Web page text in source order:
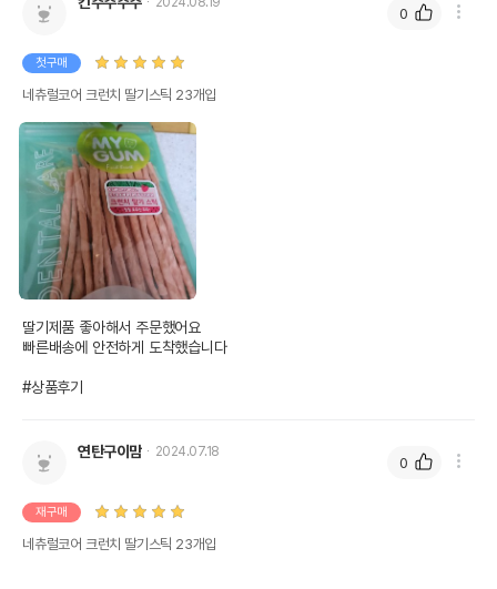
법에 의한 인증,허가 등을
경우 그에 대한 사항
제조국 또는 원산지
제조자,수입품의 경우
수입자를 함께 표기
AS책임자와 전화번호
또는 소비자상담 관련
유통기한
유통기한이 최소 2026.12.04이거나 그
첫구매
네츄럴코어 크런치 딸기스틱 23개입
딸기제품 좋아해서 주문했어요
빠른배송에 안전하게 도착했습니다
#상품후기
0
연탄구이맘 2024.07.18
재구매
네츄럴코어 크런치 딸기스틱 23개입
0